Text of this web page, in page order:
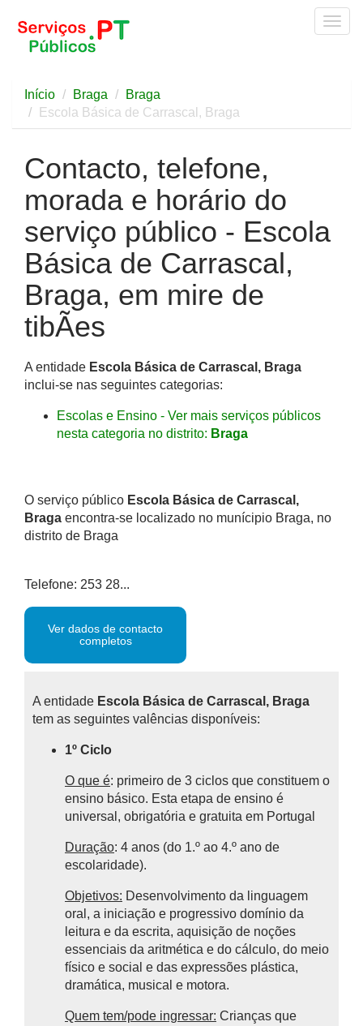
Início Braga
Braga
Escola Básica de Carrascal, Braga
Contacto, telefone,
morada e horário do
serviço público - Escola
Básica de Carrascal,
Braga, em mire de
tibÃes
A entidade Escola Básica de Carrascal, Braga
inclui-se nas seguintes categorias:
Escolas e Ensino - Ver mais serviços públicos
nesta categoria no distrito: Braga
O serviço público Escola Básica de Carrascal,
Braga encontra-se localizado no munícipio Braga, no
distrito de Braga
Telefone: 253 28...
Ver dados de contacto
completos
A entidade Escola Básica de Carrascal, Braga
tem as seguintes valências disponíveis:
1º Ciclo
O que é: primeiro de 3 ciclos que constituem o
ensino básico. Esta etapa de ensino é
universal, obrigatória e gratuita em Portugal
Duração: 4 anos (do 1.º ao 4.º ano de
escolaridade).
Objetivos: Desenvolvimento da linguagem
oral, a iniciação e progressivo domínio da
leitura e da escrita, aquisição de noções
essenciais da aritmética e do cálculo, do meio
físico e social e das expressões plástica,
dramática, musical e motora.
Quem tem/pode ingressar: Crianças que